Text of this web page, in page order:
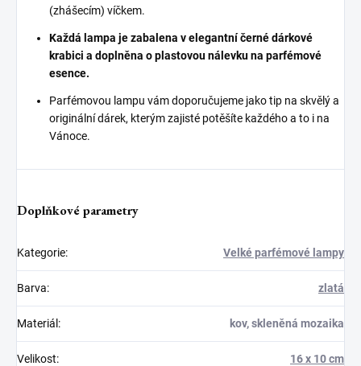
(zhášecím) víčkem.
Každá lampa je zabalena v elegantní černé dárkové
krabici a doplněna o plastovou nálevku na parfémové
esence.
Parfémovou lampu vám doporučujeme jako tip na skvělý a
originální dárek, kterým zajisté potěšíte každého a to i na
Vánoce.
Doplňkové parametry
Kategorie: Velké parfémové lampy
Barva: zlatá
Materiál : kov, skleněná mozaika
Velikost: 16 x 10 cm